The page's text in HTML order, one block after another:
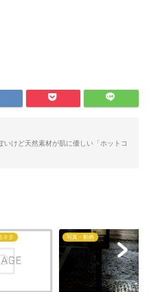
けど天然素材が肌に優しい「ホットコ
ネタ 写真・動画